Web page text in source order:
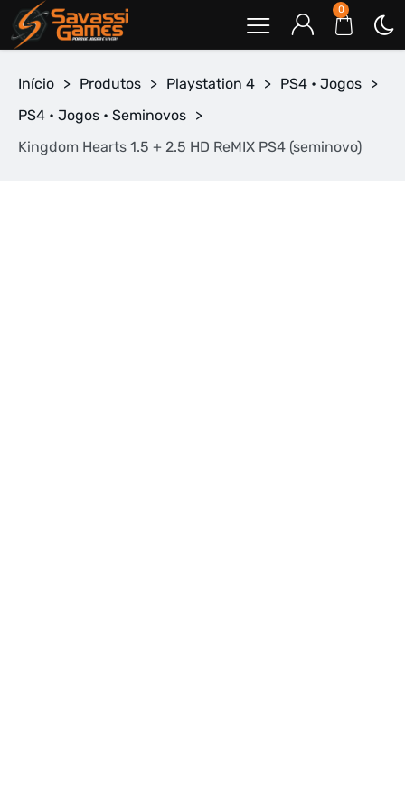
0
Início > Produtos > Playstation 4 > PS4 • Jogos >
PS4 • Jogos • Seminovos >
Kingdom Hearts 1.5 + 2.5 HD ReMIX PS4 (seminovo)